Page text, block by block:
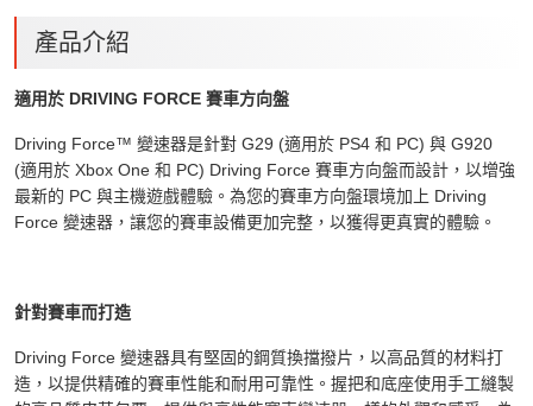
產品介紹
適用於 DRIVING FORCE 賽車方向盤
Driving Force™ 變速器是針對 G29 (適用於 PS4 和 PC) 與 G920
(適用於 Xbox One 和 PC) Driving Force 賽車方向盤而設計，以增強
最新的 PC 與主機遊戲體驗。為您的賽車方向盤環境加上 Driving
Force 變速器，讓您的賽車設備更加完整，以獲得更真實的體驗。
針對賽車而打造
Driving Force 變速器具有堅固的鋼質換擋撥片，以高品質的材料打
造，以提供精確的賽車性能和耐用可靠性。握把和底座使用手工縫製